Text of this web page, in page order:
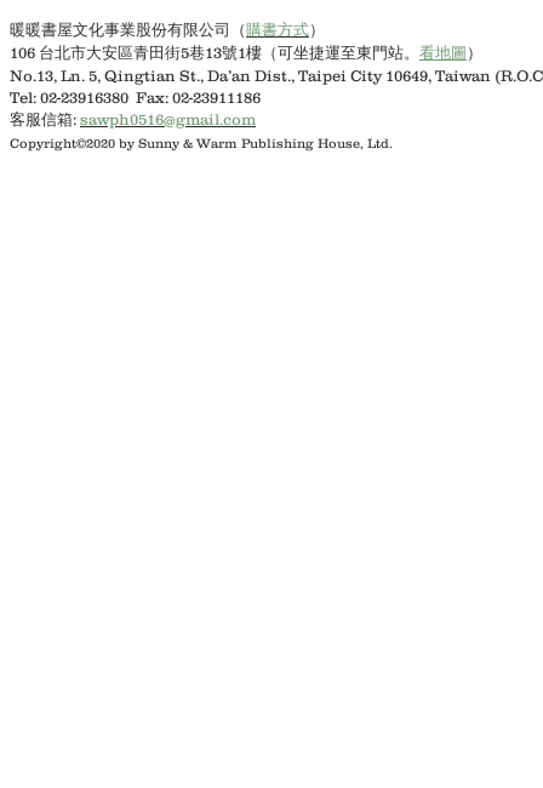
暖暖書屋文化事業股份有限公司（購書方式）
106 台北市大安區青田街5巷13號1樓（可坐捷運至東門站。 看地圖 ）
No.13, Ln. 5, Qingtian St., Da’an Dist., Taipei City 10649, Taiwan
Tel: 02-23916380 Fax: 02-23911186
客服信箱: sawph0516@gmail.com
Copyright©2020 by Sunny & Warm Publishing House, Ltd.